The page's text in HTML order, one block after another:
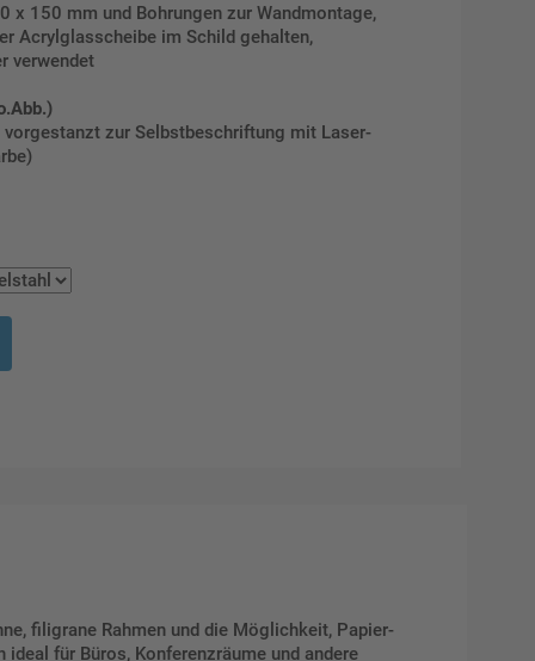
x 150 mm und Bohrungen zur Wandmontage,
Acrylglasscheibe im Schild gehalten,
verwendet
zur Selbstbeschriftung mit Laser-
filigrane Rahmen und die Möglichkeit, Papier-
für Büros, Konferenzräume und andere